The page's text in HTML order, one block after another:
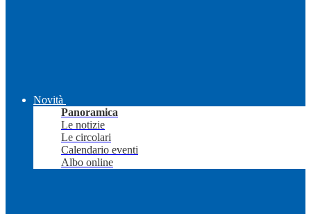
Novità
Panoramica
Le notizie
Le circolari
Calendario eventi
Albo online